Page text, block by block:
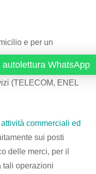
e per un
(TELECOM, ENEL
attività commerciali ed
sui posti
delle merci, per il
tali operazioni
autolettura WhatsApp